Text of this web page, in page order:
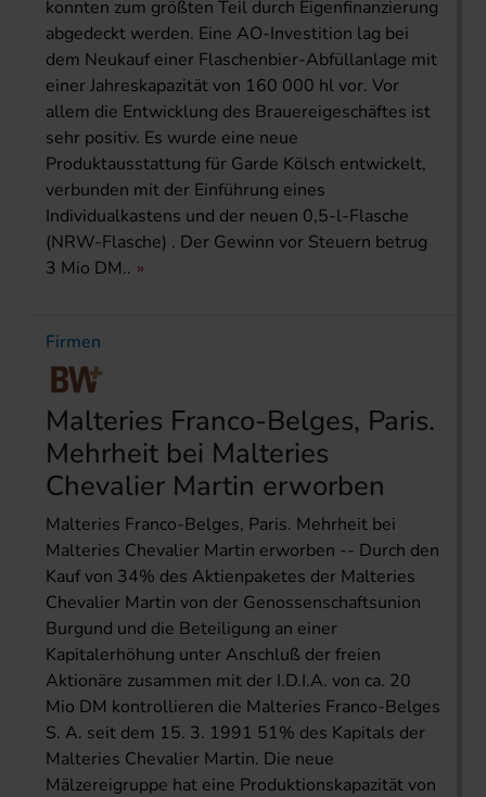
konnten zum größten Teil durch Eigenfinanzierung
abgedeckt werden. Eine AO-Investition lag bei
dem Neukauf einer Flaschenbier-Abfüllanlage mit
einer Jahreskapazität von 160 000 hl vor. Vor
allem die Entwicklung des Brauereigeschäftes ist
sehr positiv. Es wurde eine neue
Produktausstattung für Garde Kölsch entwickelt,
verbunden mit der Einführung eines
Individualkastens und der neuen 0,5-l-Flasche
(NRW-Flasche) . Der Gewinn vor Steuern betrug
3 Mio DM..
Firmen
Malteries Franco-Belges, Paris.
Mehrheit bei Malteries
Chevalier Martin erworben
Malteries Franco-Belges, Paris. Mehrheit bei
Malteries Chevalier Martin erworben -- Durch den
Kauf von 34% des Aktienpaketes der Malteries
Chevalier Martin von der Genossenschaftsunion
Burgund und die Beteiligung an einer
Kapitalerhöhung unter Anschluß der freien
Aktionäre zusammen mit der I.D.I.A. von ca. 20
Mio DM kontrollieren die Malteries Franco-Belges
S. A. seit dem 15. 3. 1991 51% des Kapitals der
Malteries Chevalier Martin. Die neue
Mälzereigruppe hat eine Produktionskapazität von